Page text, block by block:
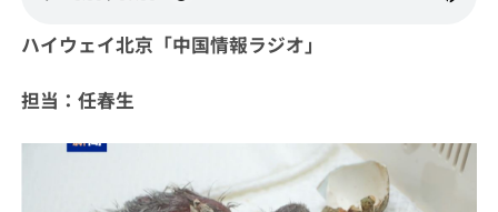
ハイウェイ北京「中国情報ラジオ」
担当：任春生